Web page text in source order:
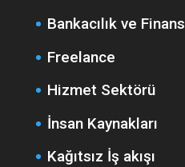
Bankacılık ve Finans
Freelance
Hizmet Sektörü
İnsan Kaynakları
Kağıtsız İş akışı